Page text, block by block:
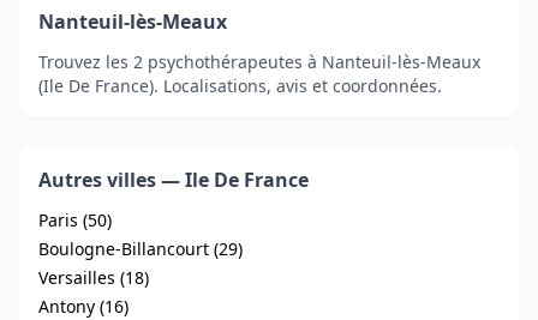
Nanteuil-lès-Meaux
Trouvez les 2 psychothérapeutes à Nanteuil-lès-Meaux
(Ile De France). Localisations, avis et coordonnées.
Autres villes — Ile De France
Paris (50)
Boulogne-Billancourt (29)
Versailles (18)
Antony (16)